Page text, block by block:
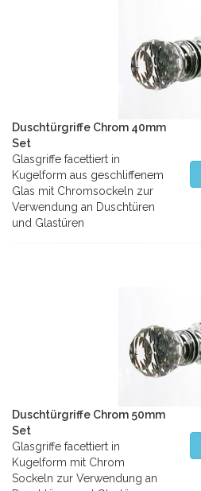
Duschtürgriffe Chrom 40mm
Set
Glasgriffe facettiert in
Kugelform aus geschliffenem
Glas mit Chromsockeln zur
Verwendung an Duschtüren
und Glastüren
Duschtürgriffe Chrom 50mm
Set
Glasgriffe facettiert in
Kugelform mit Chrom
Sockeln zur Verwendung an